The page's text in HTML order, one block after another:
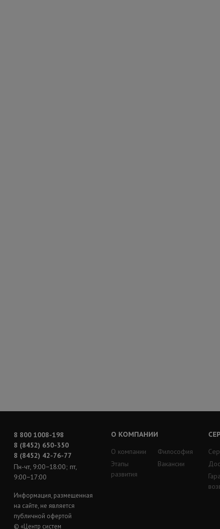
8 800 1008-198
8 (8452) 650-350
8 (8452) 42-76-77
Пн-чт, 9:00−18:00; пт,
9:00−17:00
Информация, размещенная
на сайте, не является
публичной офертой
© «Центр систем
О КОМПАНИИ
О компании
Этапы
развития
Философия
Вакансии